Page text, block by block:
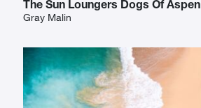
The Sun Loungers Dogs Of Aspen
Gray Malin